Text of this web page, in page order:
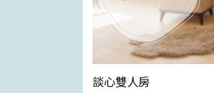
談心雙人房